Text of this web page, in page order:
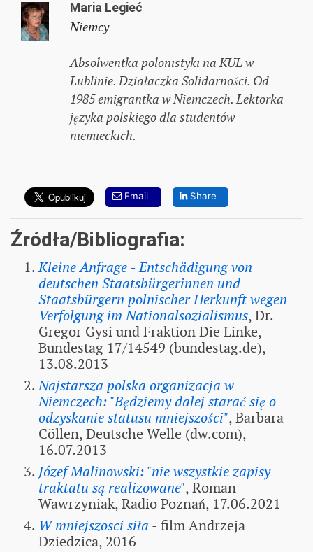
Maria Legieć
Niemcy
Absolwentka polonistyki na KUL w
Lublinie. Działaczka Solidarności. Od
1985 emigrantka w Niemczech. Lektorka
języka polskiego dla studentów
niemieckich.
Email Share
Źródła/Bibliografia:
Kleine Anfrage - Entschädigung von
deutschen Staatsbürgerinnen und
Staatsbürgern polnischer Herkunft wegen
Verfolgung im Nationalsozialismus, Dr.
Gregor Gysi und Fraktion Die Linke,
Bundestag 17/14549 (bundestag.de),
13.08.2013
Najstarsza polska organizacja w
Niemczech: "Będziemy dalej starać się o
odzyskanie statusu mniejszości", Barbara
Cöllen, Deutsche Welle (dw.com),
16.07.2013
Józef Malinowski: "nie wszystkie zapisy
traktatu są realizowane", Roman
Wawrzyniak, Radio Poznań, 17.06.2021
W mniejszosci siła - film Andrzeja
Dziedzica, 2016